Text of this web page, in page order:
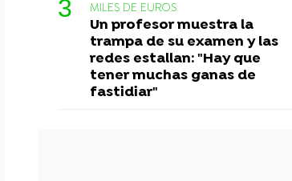
MILES DE EUROS
Un profesor muestra la
trampa de su examen y las
redes estallan: "Hay que
tener muchas ganas de
fastidiar"